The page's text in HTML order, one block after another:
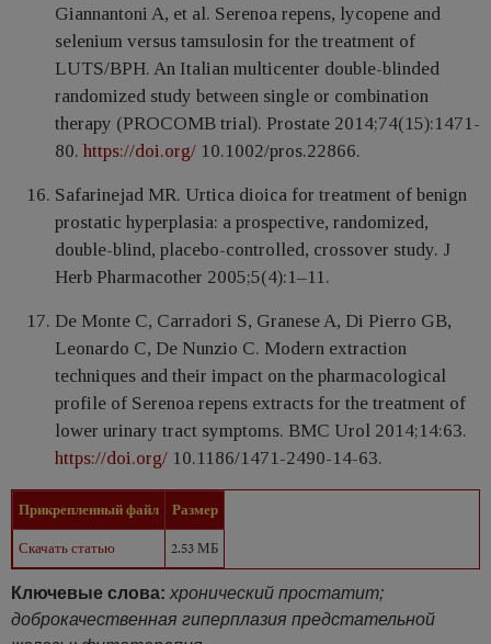
Giannantoni A, et al. Serenoa repens, lycopene and
selenium versus tamsulosin for the treatment of
LUTS/BPH. An Italian multicenter double-blinded
randomized study between single or combination
therapy (PROCOMB trial). Prostate 2014;74(15):1471-
80. https://doi.org/ 10.1002/pros.22866.
Safarinejad MR. Urtica dioica for treatment of benign
prostatic hyperplasia: a prospective, randomized,
double-blind, placebo-controlled, crossover study. J
Herb Pharmacother 2005;5(4):1–11.
De Monte C, Carradori S, Granese A, Di Pierro GB,
Leonardo C, De Nunzio C. Modern extraction
techniques and their impact on the pharmacological
profile of Serenoa repens extracts for the treatment of
lower urinary tract symptoms. BMC Urol 2014;14:63.
https://doi.org/ 10.1186/1471-2490-14-63.
Прикрепленный файл
Размер
Скачать статью
2.53 МБ
Ключевые слова: хронический простатит;
доброкачественная гиперплазия предстательной